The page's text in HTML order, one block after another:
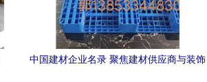
中国建材企业名录 聚焦建材供应商与装饰